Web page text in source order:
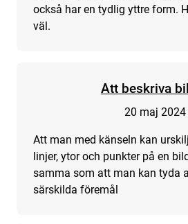
också har en tydlig yttre form.
väl.
Att beskriva
20 maj 2024
Att man med känseln kan
linjer, ytor och punkter på en
samma som att man kan tyda
särskilda föremål